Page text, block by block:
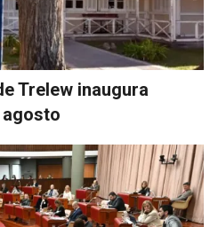
Trelew inaugura